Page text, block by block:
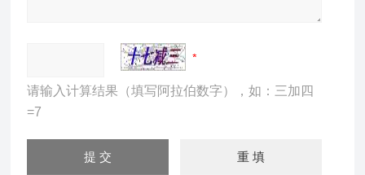
请输入计算结果（填写阿拉伯数字），如：三加四
=7